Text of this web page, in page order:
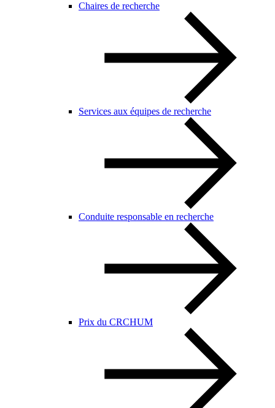
Chaires de recherche
Services aux équipes de recherche
Conduite responsable en recherche
Prix du CRCHUM